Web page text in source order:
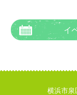
イ
横浜市泉